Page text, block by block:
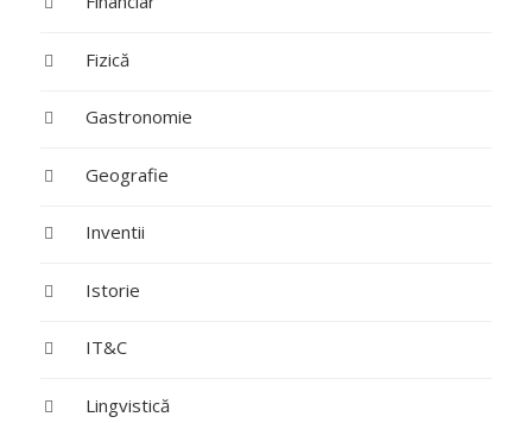
Fizică
Gastronomie
Geografie
Inventii
Istorie
IT&C
Lingvistică